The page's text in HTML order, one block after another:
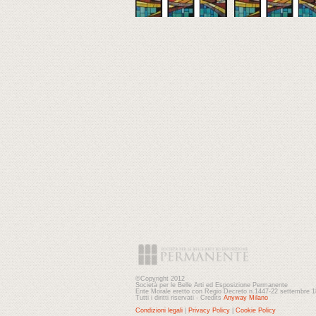
©Copyright 2012
Società per le Belle Arti ed Esposizione Permanente
Ente Morale eretto con Regio Decreto n.1447-22 settembre
Tutti i diritti riservati - Credits Anyway Milano
Condizioni legali
Privacy Policy Cookie Policy